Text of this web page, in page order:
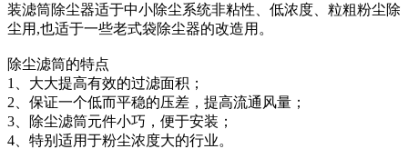
装滤筒除尘器适于中小除尘系统非粘性、低浓度、粒粗粉尘除
尘用,也适于一些老式袋除尘器的改造用。
除尘滤筒的特点
1、大大提高有效的过滤面积；
2、保证一个低而平稳的压差，提高流通风量；
3、除尘滤筒元件小巧，便于安装；
4、特别适用于粉尘浓度大的行业。